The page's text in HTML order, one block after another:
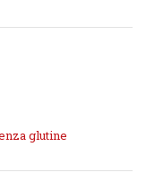
glutine